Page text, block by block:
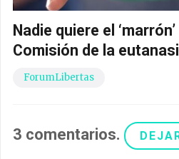
Nadie quiere el
Comisión de la
ForumLibertas
3 comentarios.